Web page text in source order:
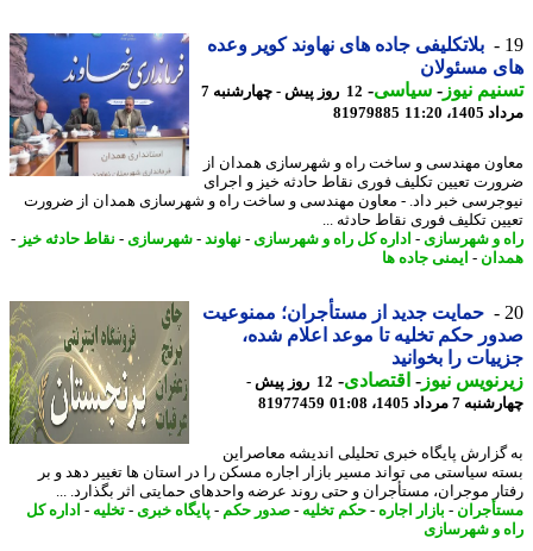
بلاتکلیفی جاده های نهاوند کویر وعده
مسئولان
نیوز-سیاسی-
12 روز پیش - چهارشنبه 7
11:20
81979885
مهندسی و ساخت راه و شهرسازی همدان از
تعیین تکلیف فوری نقاط حادثه خیز و اجرای
خبر داد. - معاون مهندسی و ساخت راه و شهرسازی همدان از ضرورت
تکلیف فوری نقاط حادثه ...
و شهرسازی- اداره کل راه و شهرسازی- نهاوند-شهرسازی- نقاط حادثه خیز-
- ایمنی جاده ها
حمایت جدید از مستأجران؛ ممنوعیت
حکم تخلیه تا موعد اعلام شده،
را بخوانید
نیوز-اقتصادی-
12 روز پیش -
مرداد 1405، 01:08
81977459
پایگاه خبری تحلیلی اندیشه معاصراین
سیاستی می تواند مسیر بازار اجاره مسکن را در استان ها تغییر دهد و بر
موجران، مستأجران و حتی روند عرضه واحدهای حمایتی اثر بگذارد. ...
- بازار اجاره-حکم تخلیه-صدور حکم -پایگاه خبری- تخلیه-اداره کل
و شهرسازی